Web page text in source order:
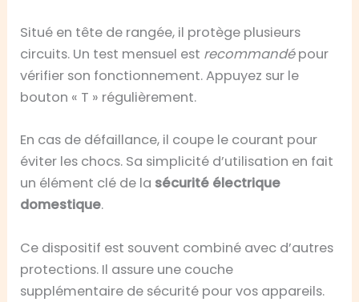
Situé en tête de rangée, il protège plusieurs
circuits. Un test mensuel est recommandépour
vérifier son fonctionnement. Appuyez sur le
bouton « T » régulièrement.
En cas de défaillance, il coupe le courant pour
éviter les chocs. Sa simplicité d’utilisation en fait
un élément clé de la sécurité électrique
domestique.
Ce dispositif est souvent combiné avec d’autres
protections. Il assure une couche
supplémentaire de sécurité pour vos appareils.